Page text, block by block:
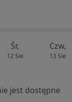
Śr,
12 Sie
Czw,
13 Sie
jest dostępne